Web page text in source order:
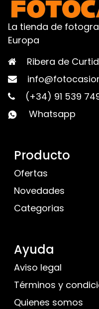
La tienda de
Europa
Ribera de
(+34) 91 539
Whatsapp
Producto
Ofertas
Novedades
Categorias
Ayuda
Aviso legal
Términos y
Quienes somos